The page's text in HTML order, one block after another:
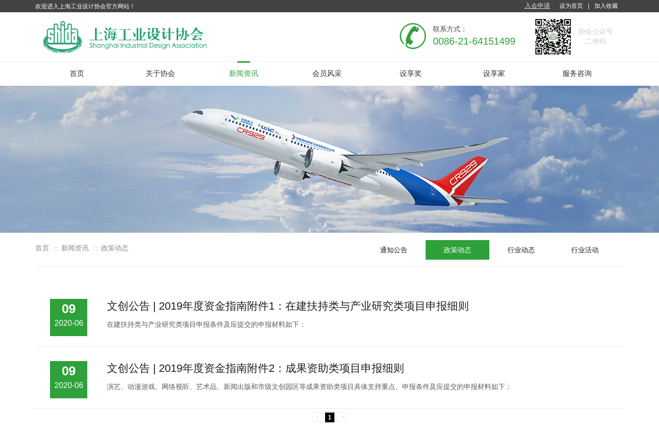
联系方式：
0086-21-64151499
欢迎进入上海工业设计协会官方网站！ 设为首页 加入收藏
入会申请
协会公众号
二维码
首页 关于协会 新闻资讯 会员风采 设享奖 设享家 服务咨询
首页 ∷ 新闻资讯 ∷ 政策动态 通知公告 政策动态 行业动态 行业活动
09
2020-06
文创公告 | 2019年度资金指南附件1：在建扶持类与产业研究类项目申报细则
在建扶持类与产业研究类项目申报条件及应提交的申报材料如下：
09
2020-06
文创公告 | 2019年度资金指南附件2：成果资助类项目申报细则
演艺、动漫游戏、网络视听、艺术品、新闻出版和市级文创园区等成果资助类项目具体支持重点、申报条件及应提交的申报材料如下：
< 1 >